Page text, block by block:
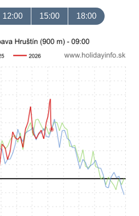
12:00 15:00 18:00